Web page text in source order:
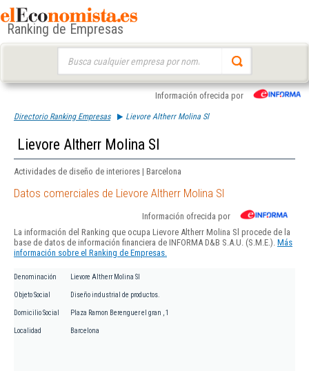
Ranking de Empresas
Información ofrecida por
Directorio Ranking Empresas Lievore Altherr Molina Sl
Lievore Altherr Molina Sl
Actividades de diseño de interiores | Barcelona
Datos comerciales de Lievore Altherr Molina Sl
Información ofrecida por
La información del Ranking que ocupa Lievore Altherr Molina Sl procede de la
base de datos de información financiera de INFORMA D&B S.A.U. (S.M.E.). Más
información sobre el Ranking de Empresas.
Denominación Lievore Altherr Molina Sl
Objeto Social Diseño industrial de productos.
Domicilio Social Plaza Ramon Berenguer el gran , 1
Localidad Barcelona